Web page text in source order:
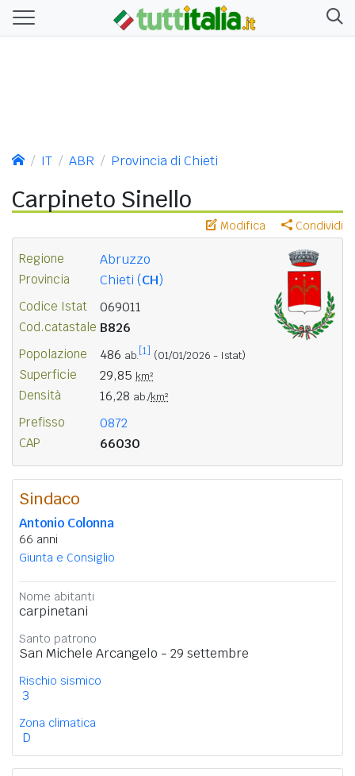
IT ABR Provincia di Chieti
Carpineto Sinello
Modifica Condividi
Regione Abruzzo
Provincia Chieti (CH)
Codice Istat 069011
Cod.catastale B826
Popolazione 486 ab. [1] (01/01/2026 - Istat)
Superficie 29,85 km²
Densità 16,28 ab./km²
Prefisso 0872
CAP 66030
Sindaco
Antonio Colonna
66 anni
Giunta e Consiglio
Nome abitanti
carpinetani
Santo patrono
San Michele Arcangelo - 29 settembre
Rischio sismico
3
Zona climatica
D